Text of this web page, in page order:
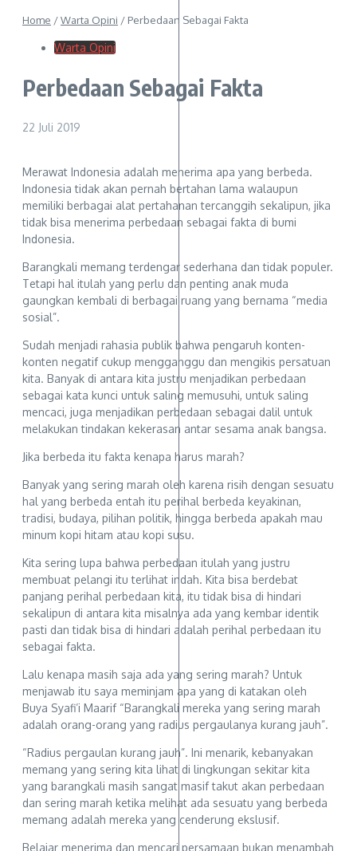
Home /Warta Opini / Perbedaan Sebagai Fakta
Warta Opini
Perbedaan Sebagai Fakta
22 Juli 2019
Merawat Indonesia adalah menerima apa yang berbeda.
Indonesia tidak akan pernah bertahan lama walaupun
memiliki berbagai alat pertahanan tercanggih sekalipun, jika
tidak bisa menerima perbedaan sebagai fakta di bumi
Indonesia.
Barangkali memang terdengar sederhana dan tidak populer.
Tetapi hal itulah yang perlu dan penting anak muda
gaungkan kembali di berbagai ruang yang bernama “media
sosial”.
Sudah menjadi rahasia publik bahwa pengaruh konten-
konten negatif cukup mengganggu dan mengikis persatuan
kita. Banyak di antara kita justru menjadikan perbedaan
sebagai kata kunci untuk saling memusuhi, untuk saling
mencaci, juga menjadikan perbedaan sebagai dalil untuk
melakukan tindakan kekerasan antar sesama anak bangsa.
Jika berbeda itu fakta kenapa harus marah?
Banyak yang sering marah oleh karena risih dengan sesuatu
hal yang berbeda entah itu perihal berbeda keyakinan,
tradisi, budaya, pilihan politik, hingga berbeda apakah mau
minum kopi hitam atau kopi susu.
Kita sering lupa bahwa perbedaan itulah yang justru
membuat pelangi itu terlihat indah. Kita bisa berdebat
panjang perihal perbedaan kita, itu tidak bisa di hindari
sekalipun di antara kita misalnya ada yang kembar identik
pasti dan tidak bisa di hindari adalah perihal perbedaan itu
sebagai fakta.
Lalu kenapa masih saja ada yang sering marah? Untuk
menjawab itu saya meminjam apa yang di katakan oleh
Buya Syafi’i Maarif “Barangkali mereka yang sering marah
adalah orang-orang yang radius pergaulanya kurang jauh”.
“Radius pergaulan kurang jauh”. Ini menarik, kebanyakan
memang yang sering kita lihat di lingkungan sekitar kita
yang barangkali masih sangat masif takut akan perbedaan
dan sering marah ketika melihat ada sesuatu yang berbeda
memang adalah mereka yang cenderung ekslusif.
Belajar menerima dan mencari persamaan bukan menambah